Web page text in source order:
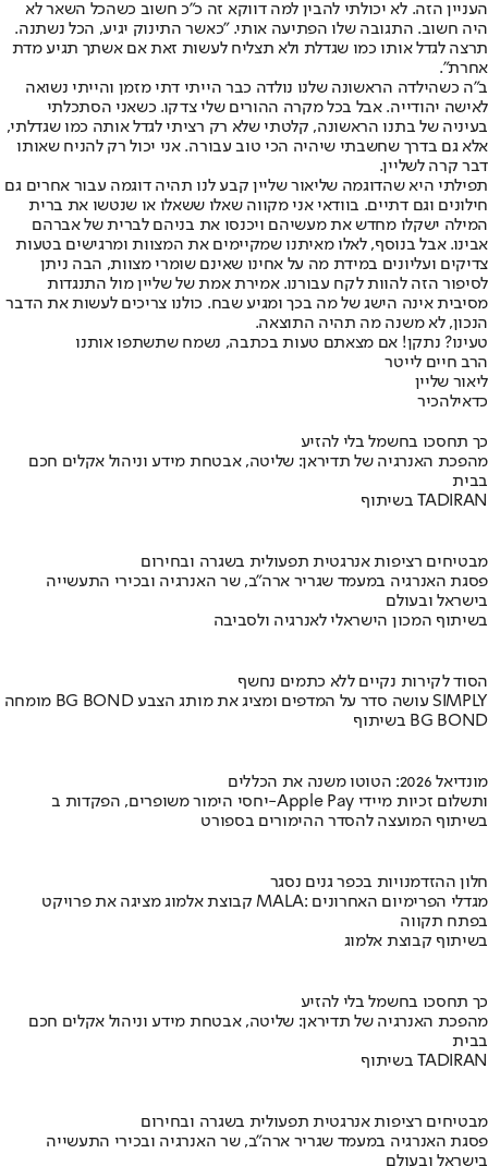
העניין הזה. לא יכולתי להבין למה דווקא זה כ״כ חשוב כשהכל השאר לא
היה חשוב. התגובה שלו הפתיעה אותי. "כאשר התינוק יגיע, הכל נשתנה.
תרצה לגדל אותו כמו שגדלת ולא תצליח לעשות זאת אם אשתך תגיע מדת
אחרת".
ב״ה כשהילדה הראשונה שלנו נולדה כבר הייתי דתי מזמן והייתי נשואה
לאישה יהודייה. אבל בכל מקרה ההורים שלי צדקו. כשאני הסתכלתי
בעיניה של בתנו הראשונה, קלטתי שלא רק רציתי לגדל אותה כמו שגדלתי,
אלא גם בדרך שחשבתי שיהיה הכי טוב עבורה. אני יכול רק להניח שאותו
דבר קרה לשליין.
תפילתי היא שהדוגמה שליאור שליין קבע לנו תהיה דוגמה עבור אחרים גם
חילונים וגם דתיים. בוודאי אני מקווה שאלו ששאלו או שנטשו את ברית
המילה ישקלו מחדש את מעשיהם ויכנסו את בניהם לברית של אברהם
אבינו. אבל בנוסף, לאלו מאיתנו שמקיימים את המצוות ומרגישים בטעות
צדיקים ועליונים במידת מה על אחינו שאינם שומרי מצוות, הבה ניתן
לסיפור הזה להוות לקח עבורנו. אמירת אמת של שליין מול התנגדות
מסיבית אינה הישג של מה בכך ומגיע שבח. כולנו צריכים לעשות את הדבר
הנכון, לא משנה מה תהיה התוצאה.
טעינו? נתקן! אם מצאתם טעות בכתבה, נשמח שתשתפו אותנו
הרב חיים לייטר
ליאור שליין
כדאילהכיר
כך תחסכו בחשמל בלי להזיע
מהפכת האנרגיה של תדיראן: שליטה, אבטחת מידע וניהול אקלים חכם
בבית
בשיתוף TADIRAN
מבטיחים רציפות אנרגטית תפעולית בשגרה ובחירום
פסגת האנרגיה במעמד שגריר ארה"ב, שר האנרגיה ובכירי התעשייה
בישראל ובעולם
בשיתוף המכון הישראלי לאנרגיה ולסביבה
הסוד לקירות נקיים ללא כתמים נחשף
מומחה BG BOND עושה סדר על המדפים ומציג את מותג הצבע SIMPLY
בשיתוף BG BOND
מונדיאל 2026: הטוטו משנה את הכללים
יחסי הימור משופרים, הפקדות ב-Apple Pay ותשלום זכיות מיידי
בשיתוף המועצה להסדר ההימורים בספורט
חלון ההזדמנויות בכפר גנים נסגר
קבוצת אלמוג מציגה את פרויקט MALA: מגדלי הפרימיום האחרונים
בפתח תקווה
בשיתוף קבוצת אלמוג
כך תחסכו בחשמל בלי להזיע
מהפכת האנרגיה של תדיראן: שליטה, אבטחת מידע וניהול אקלים חכם
בבית
בשיתוף TADIRAN
מבטיחים רציפות אנרגטית תפעולית בשגרה ובחירום
פסגת האנרגיה במעמד שגריר ארה"ב, שר האנרגיה ובכירי התעשייה
בישראל ובעולם